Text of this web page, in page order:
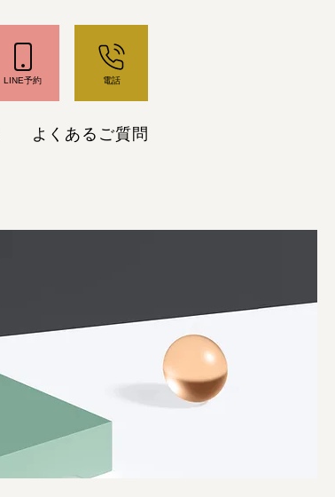
LINE予約 電話
よくあるご質問